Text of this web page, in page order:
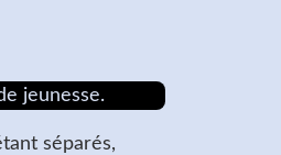
séparés,